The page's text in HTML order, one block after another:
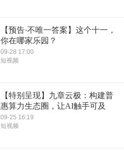
【预告·不唯一答案】这个十一，
你在哪家乐园？
09-28 17:00
短视频
【特别呈现】九章云极：构建普
惠算力生态圈，让AI触手可及
09-25 16:19
短视频